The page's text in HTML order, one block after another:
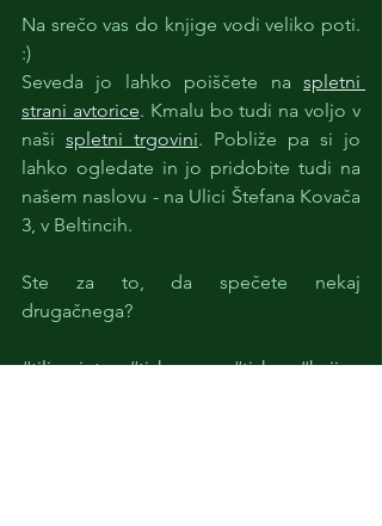
Na srečo vas do knjige vodi veliko poti.
:)
Seveda jo lahko poiščete na spletni
strani avtorice. Kmalu bo tudi na voljo v
naši spletni trgovini. Pobliže pa si jo
lahko ogledate in jo pridobite tudi na
našem naslovu - na Ulici Štefana Kovača
3, v Beltincih.
Ste za to, da spečete nekaj
drugačnega?
#tiliaprint #tiskarna #tisk
#knjiga